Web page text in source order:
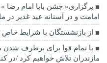
برگزاری« جشن بابا امام رضا
امامت و در آستانه عید غدیر در
از بازنشستگان با شرایط خاص
با تمام قوا برای برطرف شدن
مازندران تلاش خواهیم کرد /در